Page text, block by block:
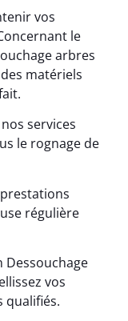
vos
le
arbres
matériels
services
le rognage de
régulière
vos
qualifiés.